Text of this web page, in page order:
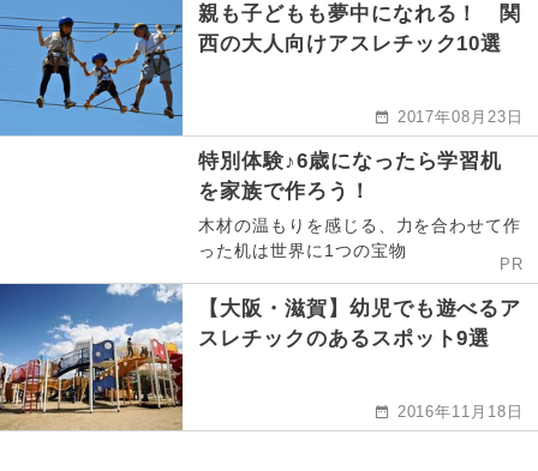
親も子どもも夢中になれる！ 関
西の大人向けアスレチック10選
2017年08月23日
特別体験♪6歳になったら学習机
を家族で作ろう！
木材の温もりを感じる、力を合わせて作
った机は世界に1つの宝物
PR
【大阪・滋賀】幼児でも遊べるア
スレチックのあるスポット9選
2016年11月18日